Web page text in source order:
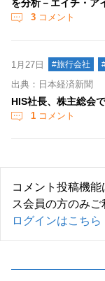
を分析－エイチ・ア
3 コメント
1月27日 #旅行会社
出典：日本経済新聞
HIS社長、株主総会
1 コメント
コメント投稿機
ス会員の方のみご
ログインはこちら